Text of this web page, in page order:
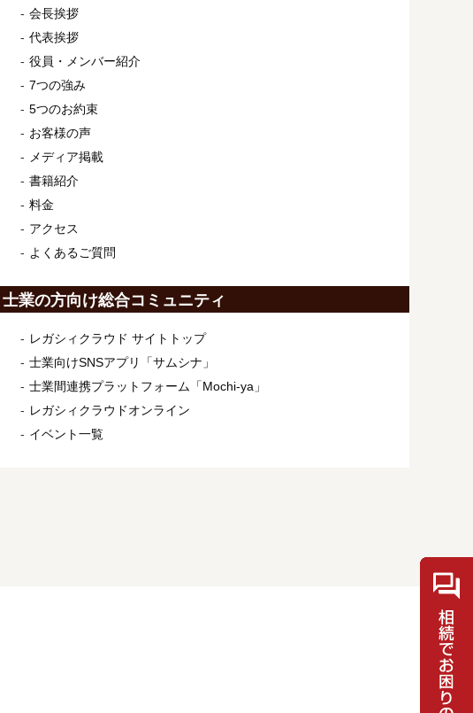
会長挨拶
代表挨拶
役員・メンバー紹介
7つの強み
5つのお約束
お客様の声
メディア掲載
書籍紹介
料金
アクセス
よくあるご質問
士業の方向け総合コミュニティ
レガシィクラウド サイトトップ
士業向けSNSアプリ「サムシナ」
士業間連携プラットフォーム「Mochi-ya」
レガシィクラウドオンライン
イベント一覧